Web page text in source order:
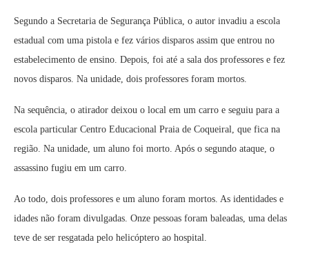
Segundo a Secretaria de Segurança Pública, o autor invadiu a escola
estadual com uma pistola e fez vários disparos assim que entrou no
estabelecimento de ensino. Depois, foi até a sala dos professores e fez
novos disparos. Na unidade, dois professores foram mortos.
Na sequência, o atirador deixou o local em um carro e seguiu para a
escola particular Centro Educacional Praia de Coqueiral, que fica na
região. Na unidade, um aluno foi morto. Após o segundo ataque, o
assassino fugiu em um carro.
Ao todo, dois professores e um aluno foram mortos. As identidades e
idades não foram divulgadas. Onze pessoas foram baleadas, uma delas
teve de ser resgatada pelo helicóptero ao hospital.